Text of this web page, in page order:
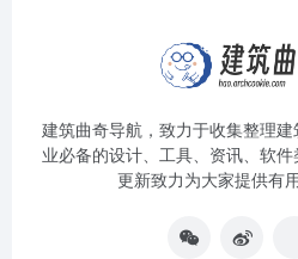
建筑曲奇导航 ，致力于收集整理
业必备的设计、工具、资讯、软
更新致力为大家提供有